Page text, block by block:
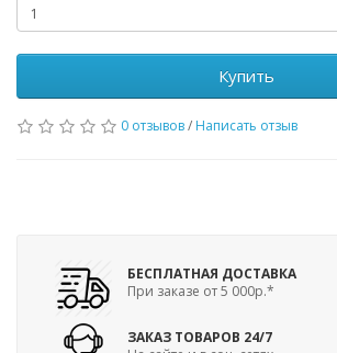
Купить
0 отзывов/ Написать отзыв
БЕСПЛАТНАЯ ДОСТАВКА
При заказе от 5 000р.*
ЗАКАЗ ТОВАРОВ 24/7